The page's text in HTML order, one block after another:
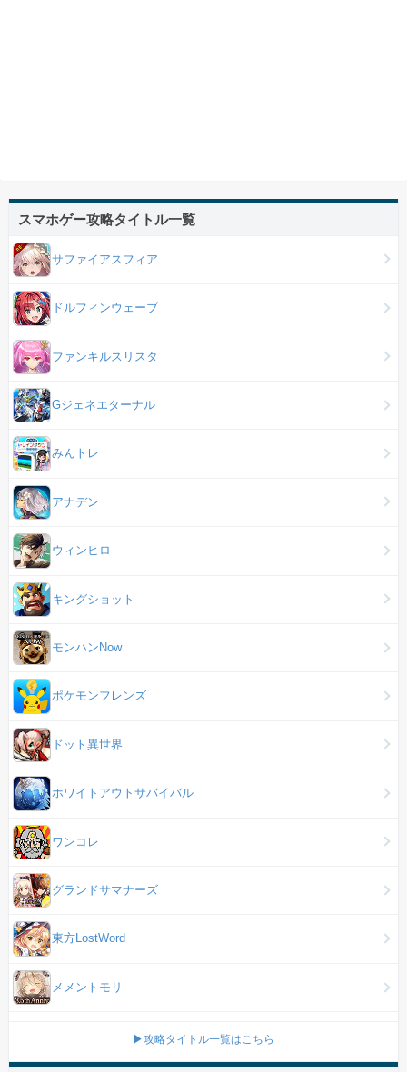
スマホゲー攻略タイトル一覧
サファイアスフィア
ドルフィンウェーブ
ファンキルスリスタ
Gジェネエターナル
みんトレ
アナデン
ウィンヒロ
キングショット
モンハンNow
ポケモンフレンズ
ドット異世界
ホワイトアウトサバイバル
ワンコレ
グランドサマナーズ
東方LostWord
メメントモリ
▶攻略タイトル一覧はこちら